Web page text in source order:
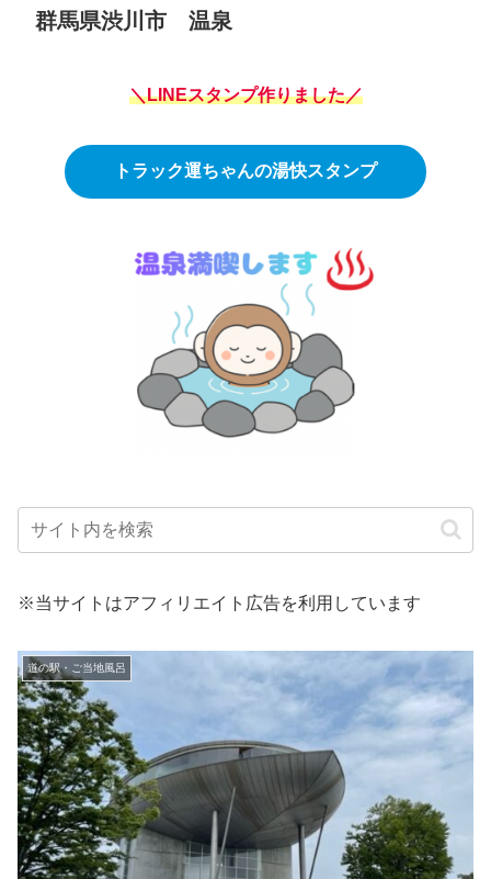
群馬県渋川市 温泉
＼LINEスタンプ作りました／
トラック運ちゃんの湯快スタンプ
※当サイトはアフィリエイト広告を利用しています
道の駅・ご当地風呂